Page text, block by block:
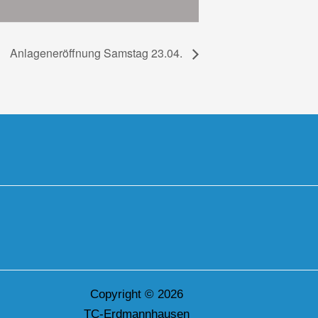
Anlageneröffnung Samstag 23.04.
Copyright © 2026
TC-Erdmannhausen